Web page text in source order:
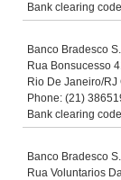
Bank clearing
Banco Bradesco
Rua Bonsucesso
Rio De Janeiro/
Phone: (21)
Bank clearing
Banco Bradesco
Rua Voluntarios